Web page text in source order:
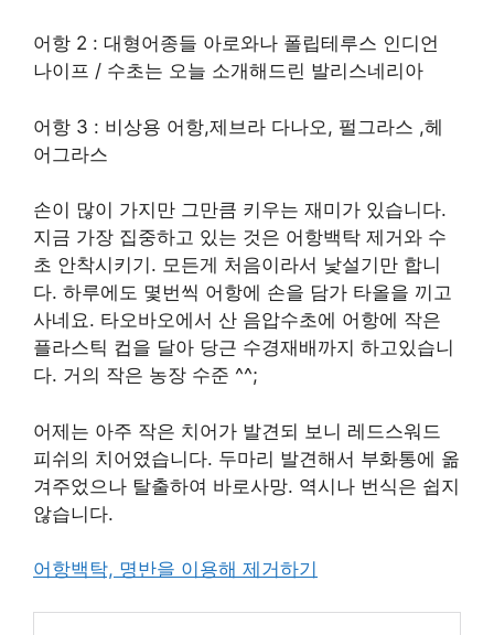
어항 2 : 대형어종들 아로와나 폴립테루스 인디언
나이프 / 수초는 오늘 소개해드린 발리스네리아
어항 3 : 비상용 어항,제브라 다나오, 펄그라스 ,헤
어그라스
손이 많이 가지만 그만큼 키우는 재미가 있습니다.
지금 가장 집중하고 있는 것은 어항백탁 제거와 수
초 안착시키기. 모든게 처음이라서 낯설기만 합니
다. 하루에도 몇번씩 어항에 손을 담가 타올을 끼고
사네요. 타오바오에서 산 음압수초에 어항에 작은
플라스틱 컵을 달아 당근 수경재배까지 하고있습니
다. 거의 작은 농장 수준 ^^;
어제는 아주 작은 치어가 발견되 보니 레드스워드
피쉬의 치어였습니다. 두마리 발견해서 부화통에 옮
겨주었으나 탈출하여 바로사망. 역시나 번식은 쉽지
않습니다.
어항백탁, 명반을 이용해 제거하기